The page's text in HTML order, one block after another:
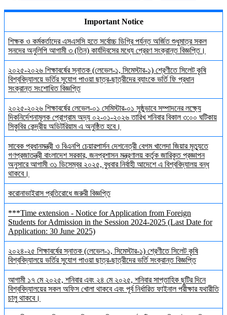
Important Notice
শিক্ষক ও কর্মকর্তাদের এসএসসি হতে সর্বোচ্চ ডিগ্রি পর্যন্ত অর্জিত শুধুমাত্র সকল
সনদের অনুলিপি আগামী ৩ (তিন) কার্যদিবসের মধ্যে প্রেরণ সংক্রান্ত বিজ্ঞপ্তি।
২০২৫-২০২৬ শিক্ষাবর্ষের স্নাতক (লেভেল-১, সিমেস্টার-১) শ্রেণীতে সিলেট কৃষি
বিশ্ববিদ্যালয়ে ভর্তির সুযোগ পাওয়া ছাত্র-ছাত্রীদের ব্যাংকে ভর্তি ফি প্রধান
সংক্রান্ত সংশোধিত বিজ্ঞপ্তি
২০২৫-২০২৬ শিক্ষাবর্ষের লেভেল-০১ সেমিস্টার-০১ সুষ্ঠুভাবে সম্পাদনের লক্ষ্যে
দিকনির্দেশনামূলক প্রোগ্রাম অদ্য ০২-০১-২০২৬ তারিখ শনিবার বিকাল ৩:০০ ঘটিকায়
সিকৃবির কেন্দ্রীয় অডিটরিয়াম এ অনুষ্ঠিত হবে।
সাবেক প্রধানমন্ত্রী ও বিএনপি চেয়ারপার্সন দেশনেত্রী বেগম খালেদা জিয়ার মৃত্যুতে
গণপ্রজাতন্ত্রী বাংলাদেশ সরকার, জনপ্রশাসন মন্ত্রণালয় কর্তৃক জারিকৃত প্রজ্ঞাপন
অনুসারে আগামী ৩১ ডিসেম্বর ২০২৫, বুধবার নির্বাহী আদেশে এ বিশ্ববিদ্যালয় বন্ধ
থাকবে।
করোনাভাইরাস প্রতিরোধে জরুরী বিজ্ঞপ্তি
***Time extension - Notice for Application from Foreign
Students for Admission in the Session 2024-2025 (Last Date for
Application: 30 June 2025)
২০২৪-২৫ শিক্ষাবর্ষের স্নাতক (লেভেল-১, সিমেস্টার-১) শ্রেণীতে সিলেট কৃষি
বিশ্ববিদ্যালয়ে ভর্তির সুযোগ পাওয়া ছাত্র-ছাত্রীদের ভর্তি সংক্রান্ত বিজ্ঞপ্তি
আগামী ১৭ মে ২০২৫, শনিবার এবং ২৪ মে ২০২৫, শনিবার সাপ্তাহিক ছুটির দিনে
বিশ্ববিদ্যালয়ের সকল অফিস খোলা থাকবে এবং পূর্ব নির্ধারিত ফাইনাল পরীক্ষার যথারীতি
চালু থাকবে।